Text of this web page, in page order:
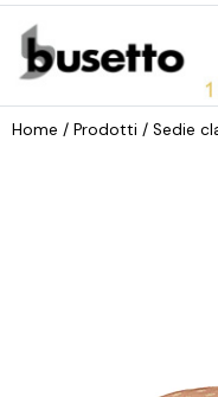
Home / Prodotti / Sedie